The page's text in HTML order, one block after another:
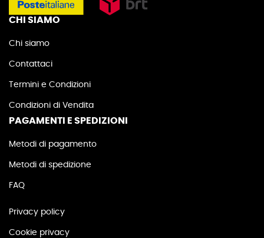
CHI SIAMO
Chi siamo
Contattaci
Termini e Condizioni
Condizioni di Vendita
PAGAMENTI E SPEDIZIONI
Metodi di pagamento
Metodi di spedizione
FAQ
Privacy policy
Cookie privacy